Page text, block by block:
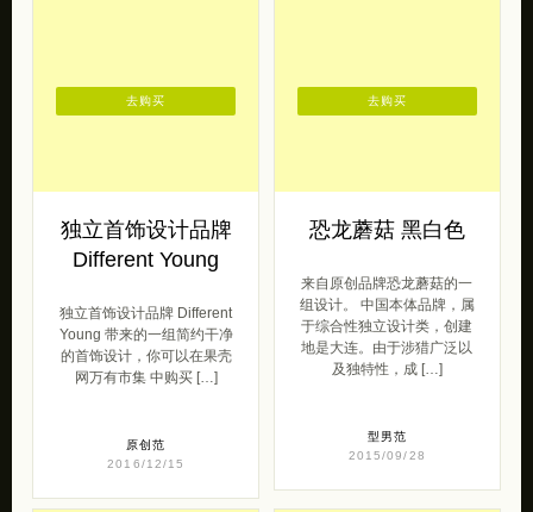
独立首饰设计品牌
Different Young
独立首饰设计品牌 Different
Young 带来的一组简约干净
的首饰设计，你可以在果壳
网万有市集 中购买 […]
原创范
2016/12/15
去购买
恐龙蘑菇 黑白色
来自原创品牌恐龙蘑菇的一
组设计。 中国本体品牌，属
于综合性独立设计类，创建
地是大连。由于涉猎广泛以
及独特性，成 […]
型男范
2015/09/28
去购买